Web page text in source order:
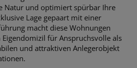
Natur und optimiert spürbar Ihre
Lage gepaart mit einer
macht diese Wohnungen
für Anspruchsvolle als
und attraktiven Anlegerobjekt